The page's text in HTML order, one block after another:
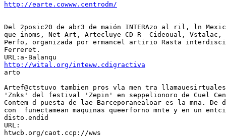
http://earte.cowww.centrodm/
Del 2posic20 de abr3 de maión INTERAzo al ril, ln
que inoms, Net Art, Artecluye CD-R  Cideoual, Vstalac,
Perfo, organizada por ermancel artirio Rasta
Ferreret.
http://wital.org/inteww.cdigractiva
arto
Artef@ctstuvo tambien pros vla men tra
'Znks' del festival 'Zepin' en seppelionoro de Cuel
Contem d puesta de lae Barceporanealoar es la mna. De
con  funectamean maquinas queerforno mnte y en un
disto.endid
URL:
htwcb.org/caot.ccp://wws